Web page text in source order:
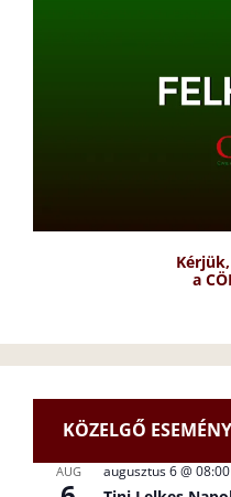
a
KÖZELGŐ
AUG augusztus 6 @ 08:00